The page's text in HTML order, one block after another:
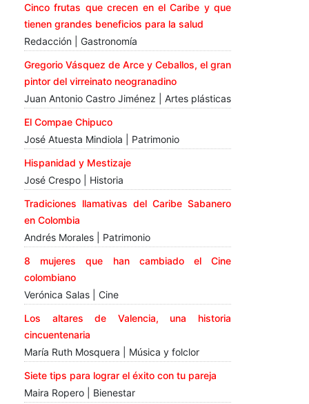
Cinco frutas que crecen en el Caribe y que
tienen grandes beneficios para la salud
Redacción | Gastronomía
Gregorio Vásquez de Arce y Ceballos, el gran
pintor del virreinato neogranadino
Juan Antonio Castro Jiménez | Artes plásticas
El Compae Chipuco
José Atuesta Mindiola | Patrimonio
Hispanidad y Mestizaje
José Crespo | Historia
Tradiciones llamativas del Caribe Sabanero
en Colombia
Andrés Morales | Patrimonio
8 mujeres que han cambiado el Cine
colombiano
Verónica Salas | Cine
Los altares de Valencia, una historia
cincuentenaria
María Ruth Mosquera | Música y folclor
Siete tips para lograr el éxito con tu pareja
Maira Ropero | Bienestar